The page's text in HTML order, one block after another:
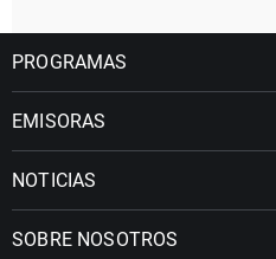
PROGRAMAS
EMISORAS
NOTICIAS
SOBRE NOSOTROS